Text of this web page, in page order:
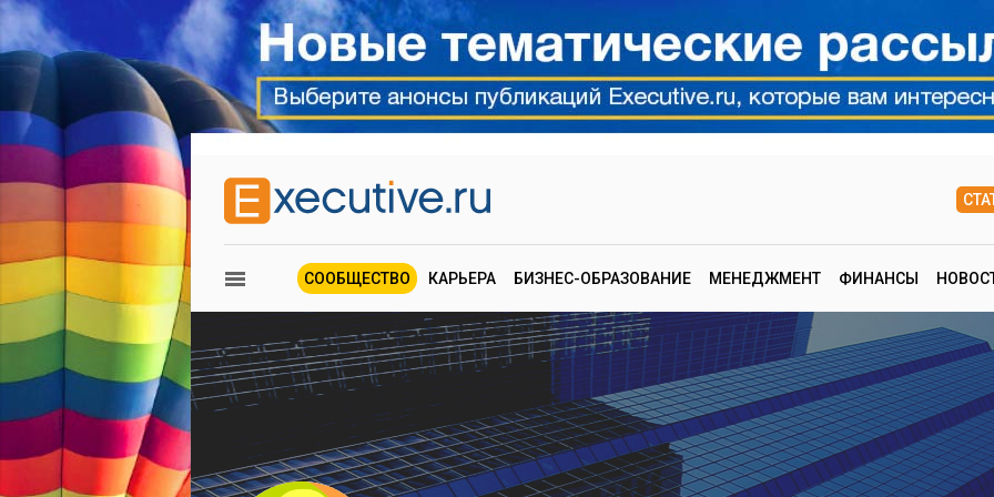
СООБЩЕСТВО КАРЬЕРА БИЗНЕС-ОБРАЗОВАНИЕ МЕНЕДЖМЕНТ ФИНАНСЫ